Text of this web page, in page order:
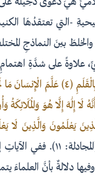
-التي تعتقدُهَا
بينَ النماذجِ
علاوةً على شدَّةِ
لَا إِلَٰهَ إِلَّا هُوَ وَالْمَلَائِكَةُ
يَعْلَمُونَ وَالَّذِينَ لَا
(المجادلة: ١١).
دلالةٌ بأنَّ العلماءَ